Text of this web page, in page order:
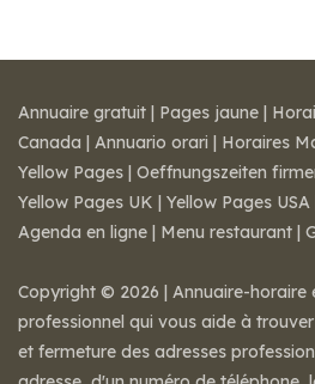
Annuaire gratuit | Pages jaune |
Canada | Annuario orari | Horaires
Yellow Pages | Oeffnungszeiten
Yellow Pages UK | Yellow Pages USA
Agenda en ligne | Menu restaurant |
Copyright © 2026 | Annuaire-horaire
professionnel qui vous aide à
et fermeture des adresses